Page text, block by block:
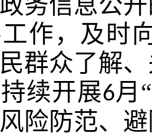
作，及时
群众了解
续开展6月
险防范、